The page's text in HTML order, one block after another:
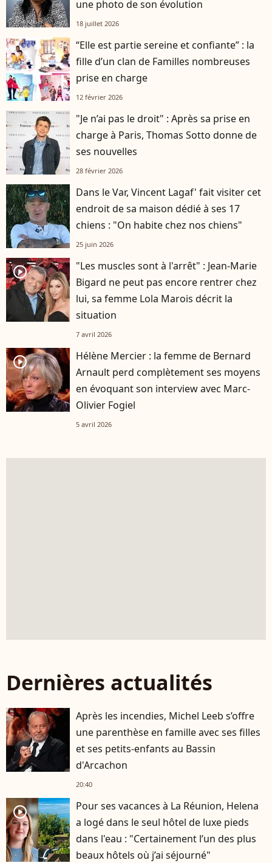
une photo de son évolution
18 juillet 2026
“Elle est partie sereine et confiante” : la
fille d’un clan de Familles nombreuses
prise en charge
12 février 2026
"Je n’ai pas le droit" : Après sa prise en
charge à Paris, Thomas Sotto donne de
ses nouvelles
28 février 2026
Dans le Var, Vincent Lagaf' fait visiter cet
endroit de sa maison dédié à ses 17
chiens : "On habite chez nos chiens"
25 juin 2026
player2
"Les muscles sont à l'arrêt" : Jean-Marie
Bigard ne peut pas encore rentrer chez
lui, sa femme Lola Marois décrit la
situation
7 avril 2026
player2
Hélène Mercier : la femme de Bernard
Arnault perd complètement ses moyens
en évoquant son interview avec Marc-
Olivier Fogiel
5 avril 2026
Dernières actualités
Après les incendies, Michel Leeb s’offre
une parenthèse en famille avec ses filles
et ses petits-enfants au Bassin
d'Arcachon
20:40
player2
Pour ses vacances à La Réunion, Helena
a logé dans le seul hôtel de luxe pieds
dans l'eau : "Certainement l’un des plus
beaux hôtels où j’ai séjourné"